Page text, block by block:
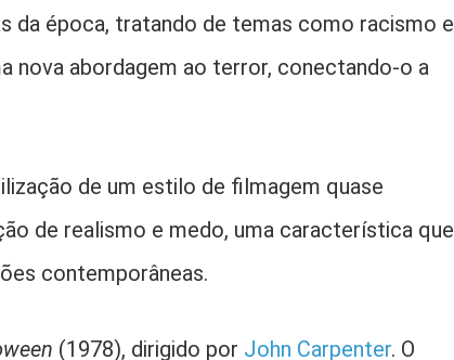
da época, tratando de temas como racismo e
nova abordagem ao terror, conectando-o a
de um estilo de filmagem quase
de realismo e medo, uma característica que
contemporâneas.
(1978), dirigido por John Carpenter. O